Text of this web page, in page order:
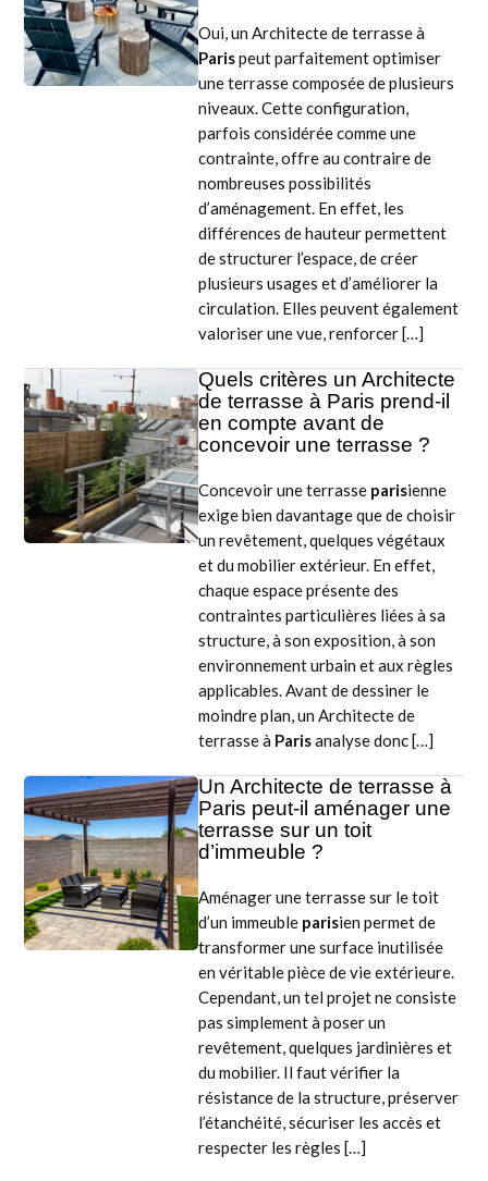
Oui, un Architecte de terrasse à
Parispeut parfaitement optimiser
une terrasse composée de plusieurs
niveaux. Cette configuration,
parfois considérée comme une
contrainte, offre au contraire de
nombreuses possibilités
d’aménagement. En effet, les
différences de hauteur permettent
de structurer l’espace, de créer
plusieurs usages et d’améliorer la
circulation. Elles peuvent également
valoriser une vue, renforcer […]
Quels critères un Architecte
de terrasse à Paris prend-il
en compte avant de
concevoir une terrasse ?
Concevoir une terrasse parisienne
exige bien davantage que de choisir
un revêtement, quelques végétaux
et du mobilier extérieur. En effet,
chaque espace présente des
contraintes particulières liées à sa
structure, à son exposition, à son
environnement urbain et aux règles
applicables. Avant de dessiner le
moindre plan, un Architecte de
terrasse à Parisanalyse donc […]
Un Architecte de terrasse à
Paris peut-il aménager une
terrasse sur un toit
d’immeuble ?
Aménager une terrasse sur le toit
d’un immeuble parisien permet de
transformer une surface inutilisée
en véritable pièce de vie extérieure.
Cependant, un tel projet ne consiste
pas simplement à poser un
revêtement, quelques jardinières et
du mobilier. Il faut vérifier la
résistance de la structure, préserver
l’étanchéité, sécuriser les accès et
respecter les règles […]